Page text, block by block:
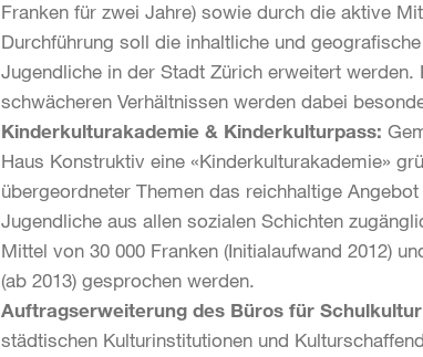
Franken für zwei Jahre) sowie durch die aktive
Durchführung soll die inhaltliche und
Jugendliche in der Stadt Zürich erweitert
schwächeren Verhältnissen werden dabei
Kinderkulturakademie & Kinderkulturpass:
Haus Konstruktiv eine «Kinderkulturakademie»
übergeordneter Themen das reichhaltige
Jugendliche aus allen sozialen Schichten
Mittel von 30 000 Franken (Initialaufwand 2012)
(ab 2013) gesprochen werden.
Auftragserweiterung des Büros für
städtischen Kulturinstitutionen und